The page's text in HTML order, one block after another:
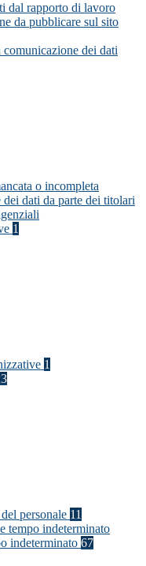
dal rapporto di lavoro
da pubblicare sul sito
comunicazione dei dati
o incompleta
dati da parte dei titolari
1
1
personale 11
tempo indeterminato
indeterminato 67